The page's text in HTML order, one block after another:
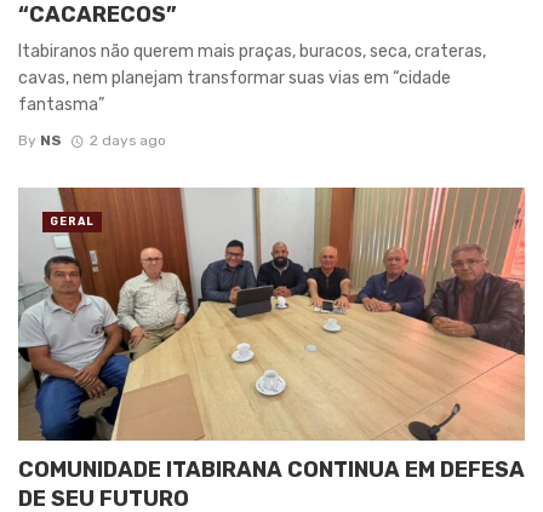
“CACARECOS”
Itabiranos não querem mais praças, buracos, seca, crateras,
cavas, nem planejam transformar suas vias em “cidade
fantasma”
By NS 2 days ago
COMUNIDADE ITABIRANA CONTINUA EM DEFESA
DE SEU FUTURO
GERAL